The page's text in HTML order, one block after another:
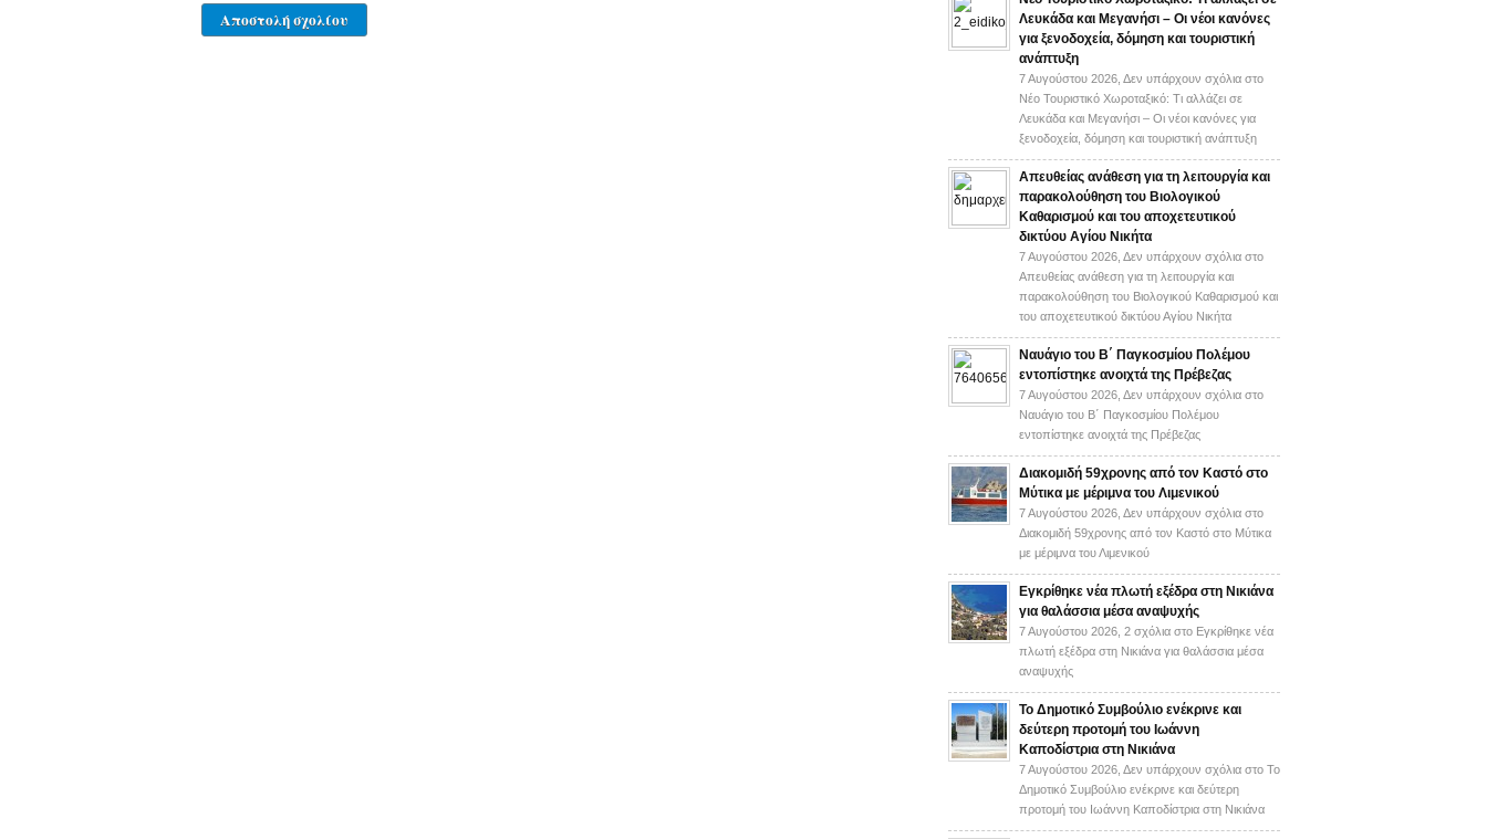
Λευκάδα και Μεγανήσι – Οι νέοι κανόνες
για ξενοδοχεία, δόμηση και τουριστική
ανάπτυξη
7 Αυγούστου 2026, Δεν υπάρχουν σχόλια στο
Νέο Τουριστικό Χωροταξικό: Τι αλλάζει σε
Λευκάδα και Μεγανήσι – Οι νέοι κανόνες για
ξενοδοχεία, δόμηση και τουριστική ανάπτυξη
Απευθείας ανάθεση για τη λειτουργία και
παρακολούθηση του Βιολογικού
Καθαρισμού και του αποχετευτικού
δικτύου Αγίου Νικήτα
7 Αυγούστου 2026, Δεν υπάρχουν σχόλια στο
Απευθείας ανάθεση για τη λειτουργία και
παρακολούθηση του Βιολογικού Καθαρισμού και
του αποχετευτικού δικτύου Αγίου Νικήτα
Ναυάγιο του Β΄ Παγκοσμίου Πολέμου
εντοπίστηκε ανοιχτά της Πρέβεζας
7 Αυγούστου 2026, Δεν υπάρχουν σχόλια στο
Ναυάγιο του Β΄ Παγκοσμίου Πολέμου
εντοπίστηκε ανοιχτά της Πρέβεζας
Διακομιδή 59χρονης από τον Καστό στο
Μύτικα με μέριμνα του Λιμενικού
7 Αυγούστου 2026, Δεν υπάρχουν σχόλια στο
Διακομιδή 59χρονης από τον Καστό στο Μύτικα
με μέριμνα του Λιμενικού
Εγκρίθηκε νέα πλωτή εξέδρα στη Νικιάνα
για θαλάσσια μέσα αναψυχής
7 Αυγούστου 2026, 2 σχόλια στο Εγκρίθηκε νέα
πλωτή εξέδρα στη Νικιάνα για θαλάσσια μέσα
αναψυχής
Το Δημοτικό Συμβούλιο ενέκρινε και
δεύτερη προτομή του Ιωάννη
Καποδίστρια στη Νικιάνα
7 Αυγούστου 2026, Δεν υπάρχουν σχόλια στο Το
Δημοτικό Συμβούλιο ενέκρινε και δεύτερη
προτομή του Ιωάννη Καποδίστρια στη Νικιάνα